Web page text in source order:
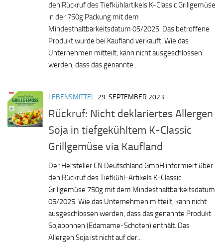
den Rückruf des Tiefkühlartikels K-Classic Grillgemüse
in der 750g Packung mit dem
Mindesthaltbarkeitsdatum 05/2025. Das betroffene
Produkt wurde bei Kaufland verkauft. Wie das
Unternehmen mitteilt, kann nicht ausgeschlossen
werden, dass das genannte...
LEBENSMITTEL 29. SEPTEMBER 2023
Rückruf: Nicht deklariertes Allergen
Soja in tiefgekühltem K-Classic
Grillgemüse via Kaufland
Der Hersteller CN Deutschland GmbH informiert über
den Rückruf des Tiefkühl-Artikels K-Classic
Grillgemüse 750g mit dem Mindesthaltbarkeitsdatum
05/2025. Wie das Unternehmen mitteilt, kann nicht
ausgeschlossen werden, dass das genannte Produkt
Sojabohnen (Edamame-Schoten) enthält. Das
Allergen Soja ist nicht auf der...